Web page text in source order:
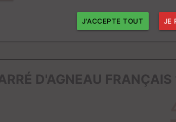
D'AGNEAU FRANÇAIS
J'ACCEPTE TOUT JE